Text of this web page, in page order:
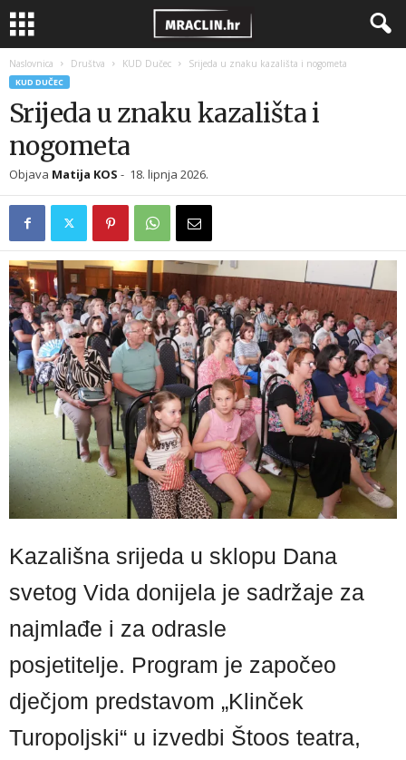
Naslovnica Društva KUD Dučec Srijeda u znaku kazališta i nogometa
KUD DUČEC
Srijeda u znaku kazališta i
nogometa
Objava Matija KOS - 18. lipnja 2026.
Kazališna srijeda u sklopu Dana
svetog Vida donijela je sadržaje za
najmlađe i za odrasle
posjetitelje. Program je započeo
dječjom predstavom „Klinček
Turopoljski“ u izvedbi Štoos teatra,